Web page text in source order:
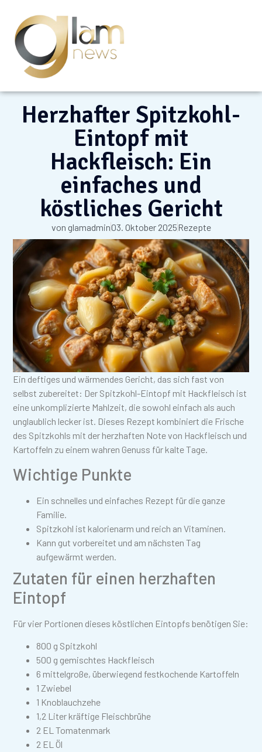
Herzhafter Spitzkohl-
Eintopf mit
Hackfleisch: Ein
einfaches und
köstliches Gericht
von glamadmin03. Oktober 2025Rezepte
Ein deftiges und wärmendes Gericht, das sich fast von
selbst zubereitet: Der Spitzkohl-Eintopf mit Hackfleisch ist
eine unkomplizierte Mahlzeit, die sowohl einfach als auch
unglaublich lecker ist. Dieses Rezept kombiniert die Frische
des Spitzkohls mit der herzhaften Note von Hackfleisch und
Kartoffeln zu einem wahren Genuss für kalte Tage.
Wichtige Punkte
Ein schnelles und einfaches Rezept für die ganze
Familie.
Spitzkohl ist kalorienarm und reich an Vitaminen.
Kann gut vorbereitet und am nächsten Tag
aufgewärmt werden.
Zutaten für einen herzhaften
Eintopf
Für vier Portionen dieses köstlichen Eintopfs benötigen Sie:
800 g Spitzkohl
500 g gemischtes Hackfleisch
6 mittelgroße, überwiegend festkochende Kartoffeln
1 Zwiebel
1 Knoblauchzehe
1,2 Liter kräftige Fleischbrühe
2 EL Tomatenmark
2 EL Öl